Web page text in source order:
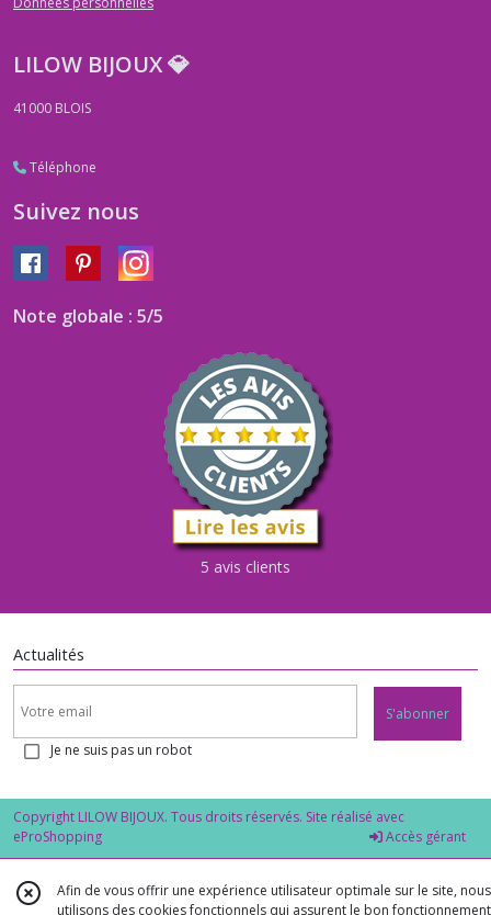
LILOW BIJOUX 💎
41000 BLOIS
Téléphone
Suivez nous
Note globale : 5/5
5 avis clients
Actualités
S'abonner
Je ne suis pas un robot
Copyright LILOW BIJOUX. Tous droits réservés. Site réalisé avec
eProShopping
Accès gérant
Afin de vous offrir une expérience utilisateur optimale sur le site, nous
utilisons des cookies fonctionnels qui assurent le bon fonctionnement